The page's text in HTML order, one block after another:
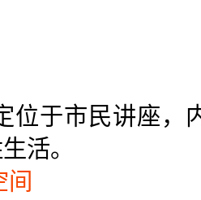
位于市民讲座，
活。